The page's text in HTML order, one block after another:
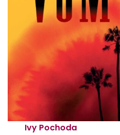
Ivy Pochoda